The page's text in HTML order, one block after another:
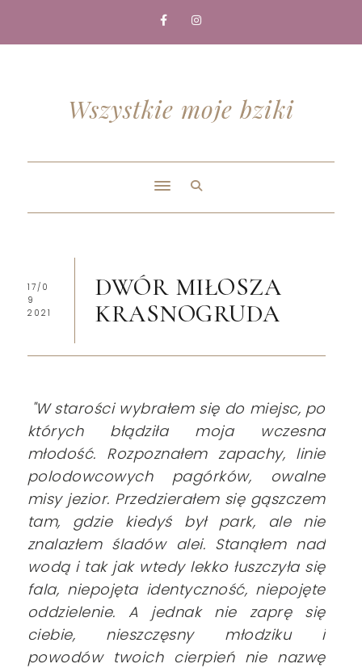
Wszystkie moje bziki
17/0
9
2021
DWÓR MIŁOSZA
KRASNOGRUDA
"W starości wybrałem się do miejsc, po
których błądziła moja wczesna
młodość. Rozpoznałem zapachy, linie
polodowcowych pagórków, owalne
misy jezior. Przedzierałem się gąszczem
tam, gdzie kiedyś był park, ale nie
znalazłem śladów alei. Stanąłem nad
wodą i tak jak wtedy lekko łuszczyła się
fala, niepojęta identyczność, niepojęte
oddzielenie. A jednak nie zaprę się
ciebie, nieszczęsny młodziku i
powodów twoich cierpień nie nazwę